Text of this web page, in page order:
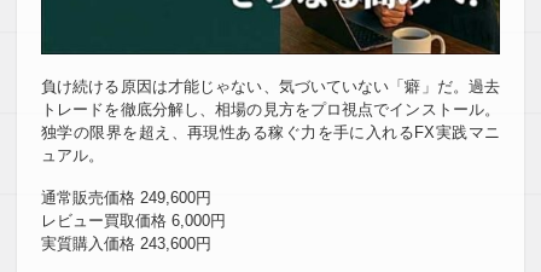
負け続ける原因は才能じゃない、気づいていない「癖」だ。過去
トレードを徹底分解し、相場の見方をプロ視点でインストール。
独学の限界を超え、再現性ある稼ぐ力を手に入れるFX実践マニ
ュアル。
通常販売価格 249,600円
レビュー買取価格 6,000円
実質購入価格 243,600円